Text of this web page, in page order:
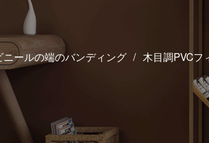
ールの端のバンディング / 木目調PVCフ